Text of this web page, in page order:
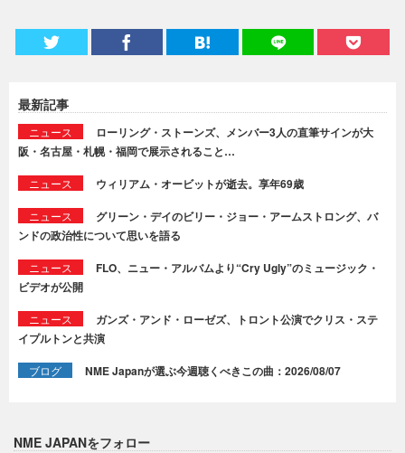
最新記事
ニュース
ローリング・ストーンズ、メンバー3人の直筆サインが大
阪・名古屋・札幌・福岡で展示されること…
ニュース ウィリアム・オービットが逝去。享年69歳
ニュース
グリーン・デイのビリー・ジョー・アームストロング、バ
ンドの政治性について思いを語る
ニュース
FLO、ニュー・アルバムより“Cry Ugly”のミュージック・
ビデオが公開
ニュース
ガンズ・アンド・ローゼズ、トロント公演でクリス・ステ
イプルトンと共演
ブログ NME Japanが選ぶ今週聴くべきこの曲：2026/08/07
NME JAPANをフォロー